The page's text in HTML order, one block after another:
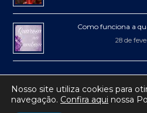
Como funciona a
28 de
® 2017-2019 Mercadão de Niterói
Nosso site utiliza cookies para
navegação. Confira aqui nossa